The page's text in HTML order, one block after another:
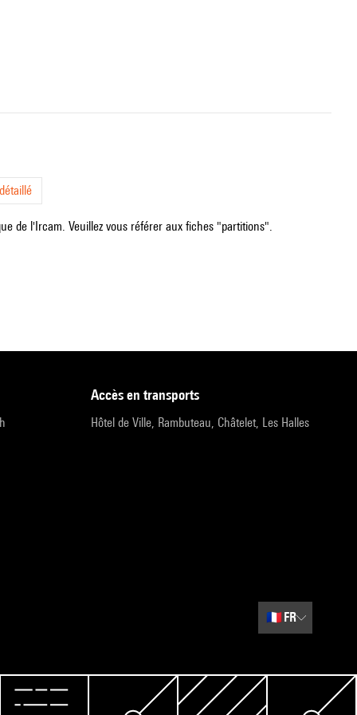
de l'Ircam. Veuillez vous référer aux fiches "partitions".
accès en transports
Hôtel de Ville, Rambuteau, Châtelet, Les Halles
🇫🇷 FR